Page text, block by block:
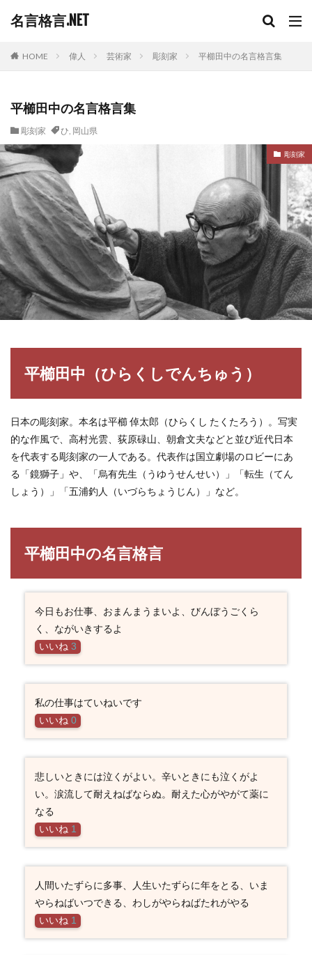
名言格言.NET
HOME 偉人 芸術家 彫刻家 平櫛田中の名言格言集
平櫛田中の名言格言集
彫刻家 ひ, 岡山県
彫刻家
平櫛田中（ひらくしでんちゅう）
日本の彫刻家。本名は平櫛 倬太郎（ひらくし たくたろう）。写実
的な作風で、高村光雲、荻原碌山、朝倉文夫などと並び近代日本
を代表する彫刻家の一人である。代表作は国立劇場のロビーにあ
る「鏡獅子」や、「烏有先生（うゆうせんせい）」「転生（てん
しょう）」「五浦釣人（いづらちょうじん）」など。
平櫛田中の名言格言
今日もお仕事、おまんまうまいよ、びんぼうごくら
く、ながいきするよ
いいね 3
私の仕事はていねいです
いいね 0
悲しいときには泣くがよい。辛いときにも泣くがよ
い。涙流して耐えねばならぬ。耐えた心がやがて薬に
なる
いいね 1
人間いたずらに多事、人生いたずらに年をとる、いま
やらねばいつできる、わしがやらねばたれがやる
いいね 1